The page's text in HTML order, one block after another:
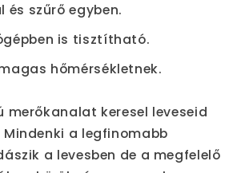
és szűrő egyben.
is tisztítható.
hőmérsékletnek.
merőkanalat keresel leveseid
a legfinomabb
a levesben de a megfelelő